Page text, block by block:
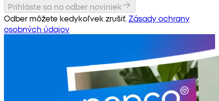
Prihláste sa na odber noviniek
Odber môžete kedykoľvek zrušiť. Zásady ochrany
osobných údajov